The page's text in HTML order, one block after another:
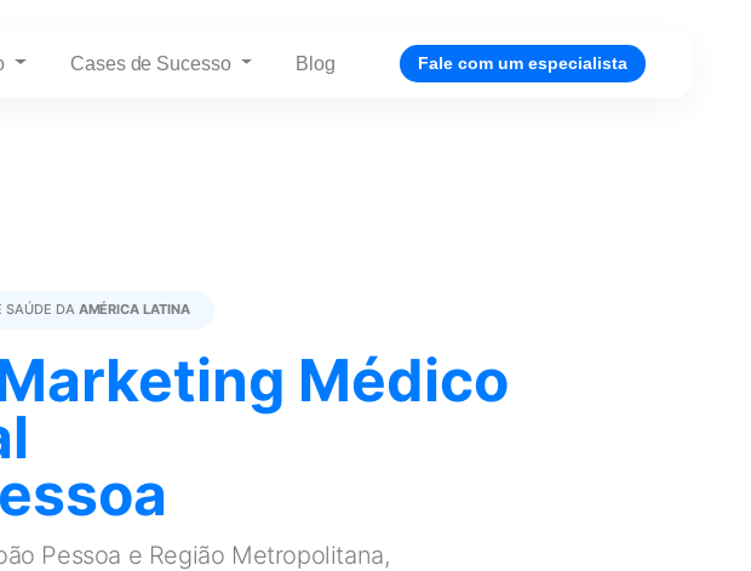
Cases de Sucesso Blog Fale com um especialista
SAÚDE DA AMÉRICA LATINA
Médico
Pessoa e Região Metropolitana,